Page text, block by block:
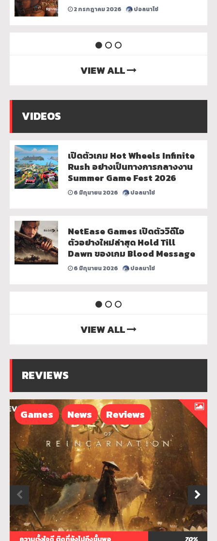
2 กรกฎาคม 2026 ปอลนาโช่
VIEW ALL
VIDEOS
เปิดตัวเกม Hot Wheels Infinite
Rush อย่างเป็นทางการกลางงาน
Summer Game Fest 2026
6 มิถุนายน 2026 ปอลนาโช่
NetEase Games เปิดตัววิดีโอ
ตัวอย่างใหม่ล่าสุด Hold Till
Dawn ของเกม Blood Message
6 มิถุนายน 2026 ปอลนาโช่
VIEW ALL
REVIEWS
Games News Reviews